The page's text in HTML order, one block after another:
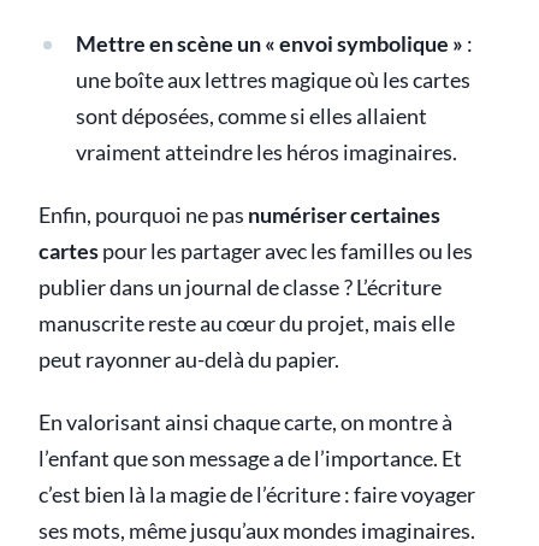
Mettre en scène un « envoi symbolique » :
une boîte aux lettres magique où les cartes
sont déposées, comme si elles allaient
vraiment atteindre les héros imaginaires.
Enfin, pourquoi ne pas numériser certaines
cartespour les partager avec les familles ou les
publier dans un journal de classe ? L’écriture
manuscrite reste au cœur du projet, mais elle
peut rayonner au-delà du papier.
En valorisant ainsi chaque carte, on montre à
l’enfant que son message a de l’importance. Et
c’est bien là la magie de l’écriture : faire voyager
ses mots, même jusqu’aux mondes imaginaires.